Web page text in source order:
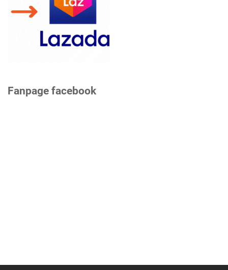
Fanpage facebook